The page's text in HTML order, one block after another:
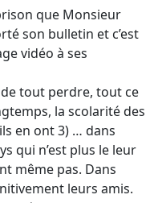
que Monsieur
son bulletin et c’est
vidéo à ses
de tout perdre, tout ce
la scolarité des
en ont 3) … dans
qui n’est plus le leur
même pas. Dans
leurs amis.